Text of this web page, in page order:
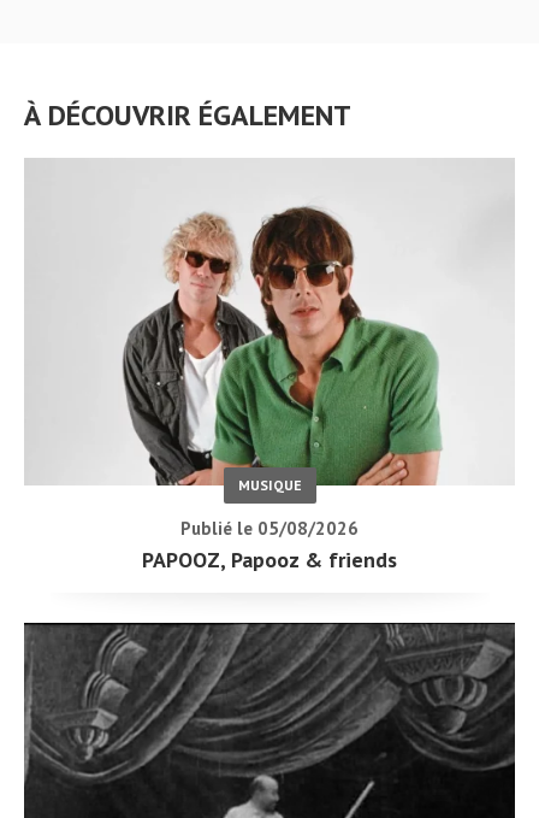
À DÉCOUVRIR ÉGALEMENT
MUSIQUE
Publié le 05/08/2026
PAPOOZ, Papooz & friends